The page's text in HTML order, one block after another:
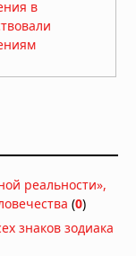
в
разлома Сан-
реальности»,
(0)
знаков зодиака